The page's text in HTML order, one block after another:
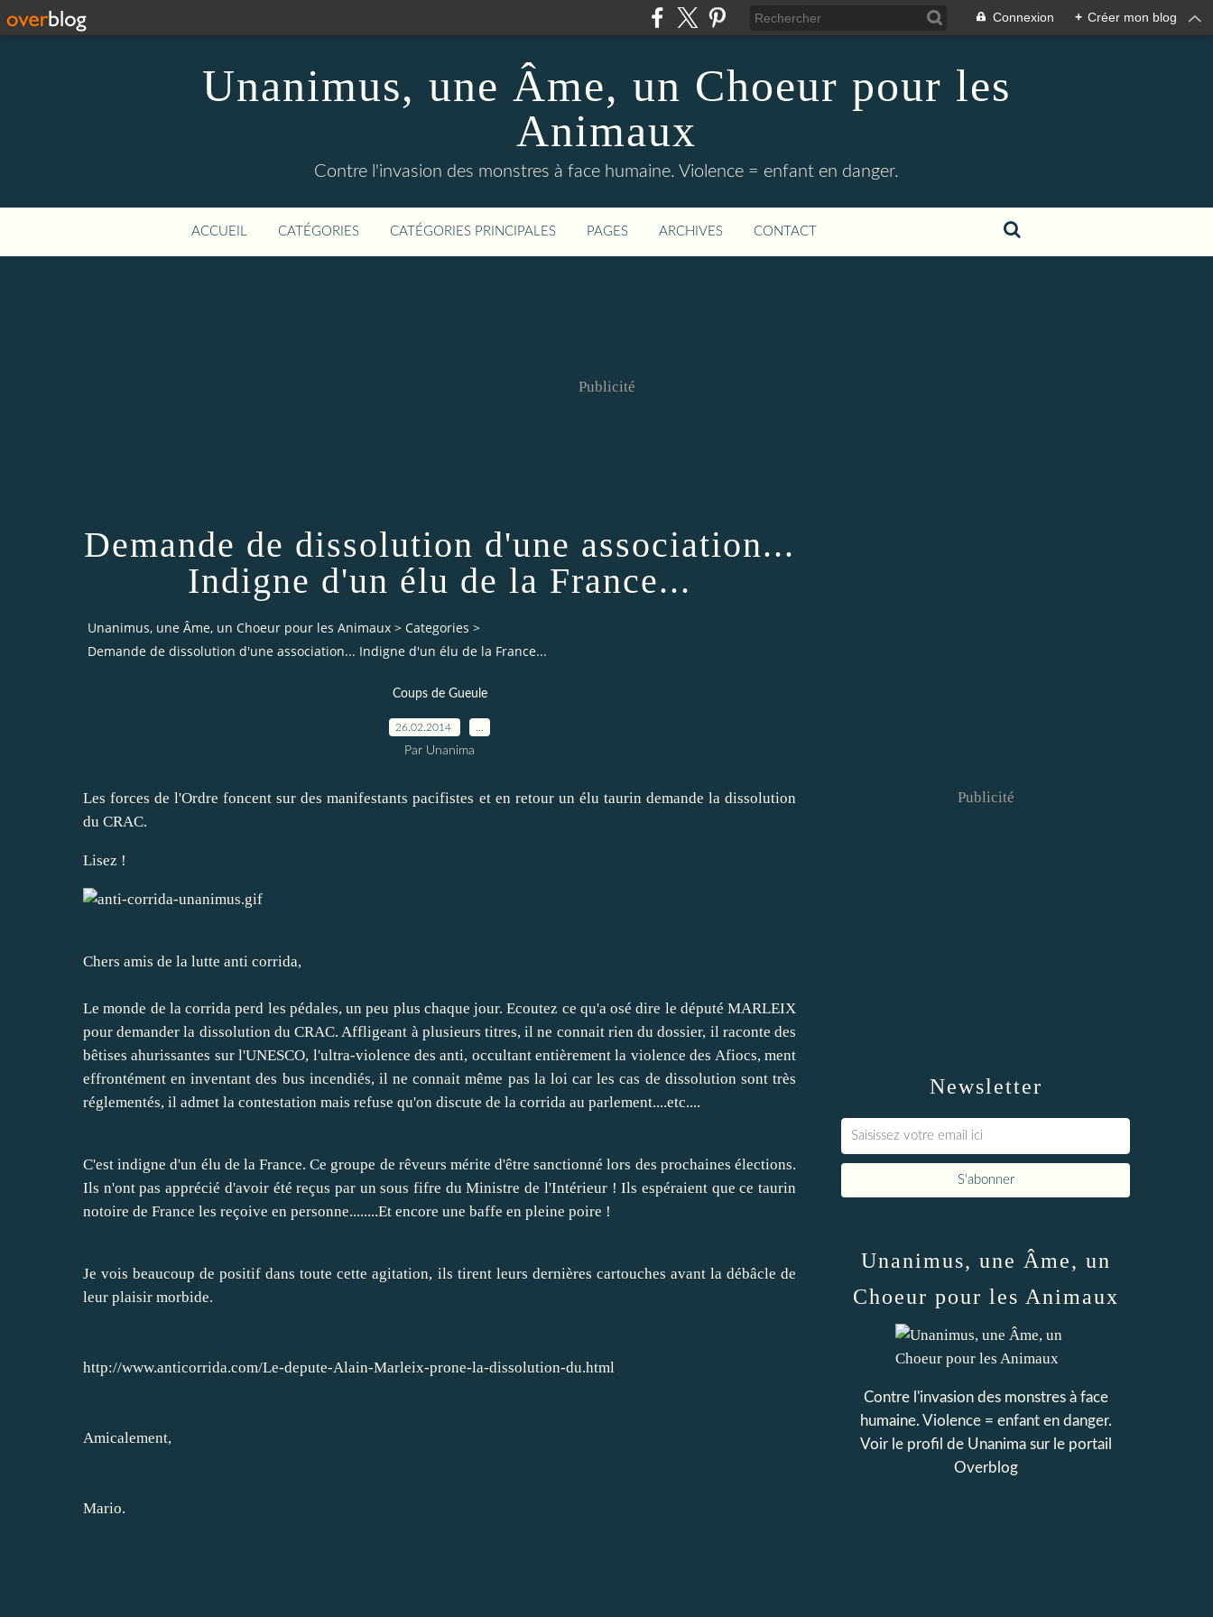
Connexion + Créer mon blog
Unanimus, une Âme, un Choeur pour les
Animaux
Contre l'invasion des monstres à face humaine. Violence = enfant en danger.
ACCUEIL CATÉGORIES CATÉGORIES PRINCIPALES PAGES ARCHIVES CONTACT
Publicité
Demande de dissolution d'une association...
Indigne d'un élu de la France...
Unanimus, une Âme, un Choeur pour les Animaux > Categories >
Demande de dissolution d'une association... Indigne d'un élu de la France...
Coups de Gueule
26.02.2014
Par Unanima
Les forces de l'Ordre foncent sur des manifestants pacifistes et en retour un élu taurin demande la dissolution
du CRAC.
Lisez !
Chers amis de la lutte anti corrida,
Le monde de la corrida perd les pédales, un peu plus chaque jour. Ecoutez ce qu'a osé dire le député MARLEIX
pour demander la dissolution du CRAC. Affligeant à plusieurs titres, il ne connait rien du dossier, il raconte des
bêtises ahurissantes sur l'UNESCO, l'ultra-violence des anti, occultant entièrement la violence des Afiocs, ment
effrontément en inventant des bus incendiés, il ne connait même pas la loi car les cas de dissolution sont très
réglementés, il admet la contestation mais refuse qu'on discute de la corrida au parlement....etc....
C'est indigne d'un élu de la France. Ce groupe de rêveurs mérite d'être sanctionné lors des prochaines élections.
Ils n'ont pas apprécié d'avoir été reçus par un sous fifre du Ministre de l'Intérieur ! Ils espéraient que ce taurin
notoire de France les reçoive en personne........Et encore une baffe en pleine poire !
Je vois beaucoup de positif dans toute cette agitation, ils tirent leurs dernières cartouches avant la débâcle de
leur plaisir morbide.
http://www.anticorrida.com/Le-depute-Alain-Marleix-prone-la-dissolution-du.html
Amicalement,
Mario.
Newsletter
Publicité
Unanimus, une Âme, un
Choeur pour les Animaux
Contre l'invasion des monstres à face
humaine. Violence = enfant en danger.
Voir le profil de Unanimasur le portail
Overblog